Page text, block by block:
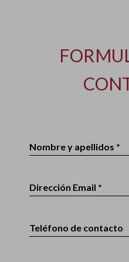
Nombre y apellidos *
Dirección Email *
Teléfono de contacto